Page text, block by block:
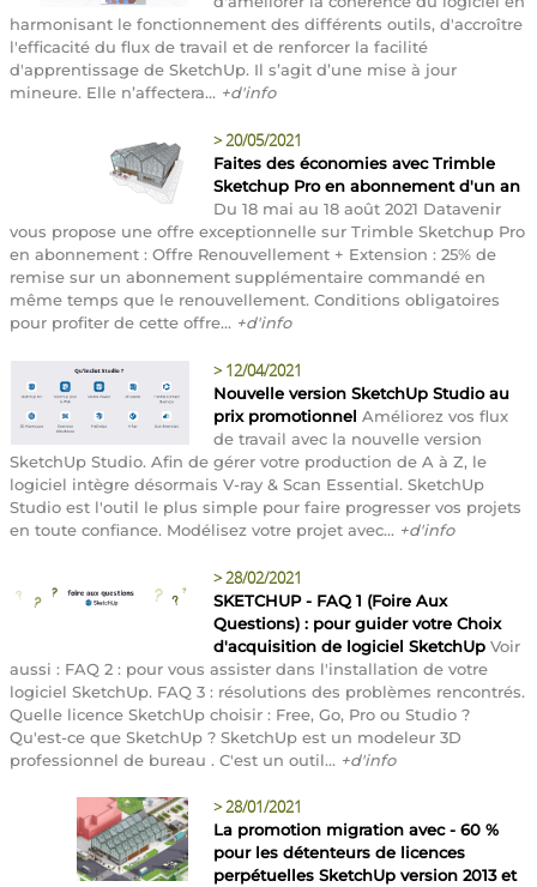
harmonisant le fonctionnement des différents outils, d'accroître
l'efficacité du flux de travail et de renforcer la facilité
d'apprentissage de SketchUp. Il s’agit d’une mise à jour
mineure. Elle n’affectera... +d'info
>20/05/2021
Faites des économies avec Trimble
Sketchup Pro en abonnement d'un an
Du 18 mai au 18 août 2021 Datavenir
vous propose une offre exceptionnelle sur Trimble Sketchup Pro
en abonnement : Offre Renouvellement + Extension : 25% de
remise sur un abonnement supplémentaire commandé en
même temps que le renouvellement. Conditions obligatoires
pour profiter de cette offre... +d'info
> 12/04/2021
Nouvelle version SketchUp Studio au
prix promotionnel Améliorez vos flux
de travail avec la nouvelle version
SketchUp Studio. Afin de gérer votre production de A à Z, le
logiciel intègre désormais V-ray & Scan Essential. SketchUp
Studio est l'outil le plus simple pour faire progresser vos projets
en toute confiance. Modélisez votre projet avec... +d'info
>28/02/2021
SKETCHUP - FAQ 1 (Foire Aux
Questions) : pour guider votre Choix
d'acquisition de logiciel SketchUp Voir
aussi : FAQ 2 : pour vous assister dans l'installation de votre
logiciel SketchUp. FAQ 3 : résolutions des problèmes rencontrés.
Quelle licence SketchUp choisir : Free, Go, Pro ou Studio ?
Qu'est-ce que SketchUp ? SketchUp est un modeleur 3D
professionnel de bureau . C'est un outil... +d'info
>28/01/2021
La promotion migration avec - 60 %
pour les détenteurs de licences
perpétuelles SketchUp version 2013 et